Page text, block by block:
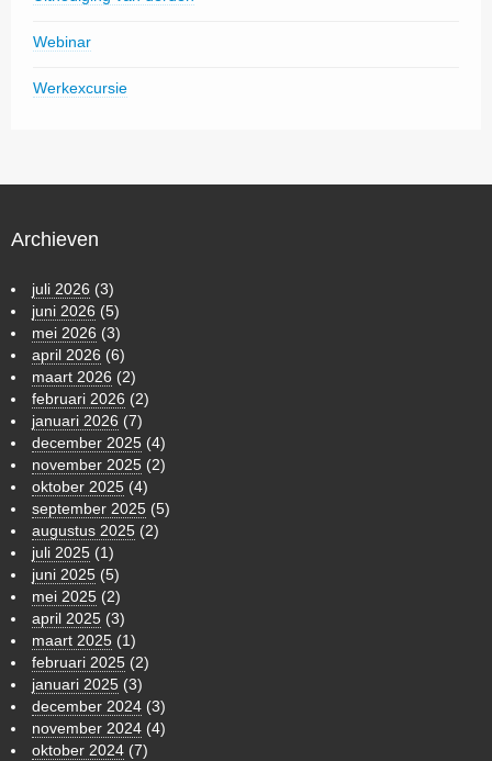
Webinar
Werkexcursie
Archieven
juli 2026 (3)
juni 2026 (5)
mei 2026 (3)
april 2026 (6)
maart 2026 (2)
februari 2026 (2)
januari 2026 (7)
december 2025 (4)
november 2025 (2)
oktober 2025 (4)
september 2025 (5)
augustus 2025 (2)
juli 2025 (1)
juni 2025 (5)
mei 2025 (2)
april 2025 (3)
maart 2025 (1)
februari 2025 (2)
januari 2025 (3)
december 2024 (3)
november 2024 (4)
oktober 2024 (7)